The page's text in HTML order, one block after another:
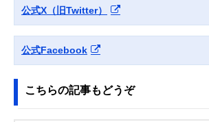
公式X（旧Twitter）
公式Facebook
こちらの記事もどうぞ